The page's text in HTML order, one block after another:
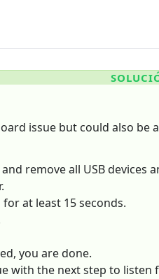
issue but could also be
remove all USB devices
at least 15 seconds.
you are done.
with the next step to